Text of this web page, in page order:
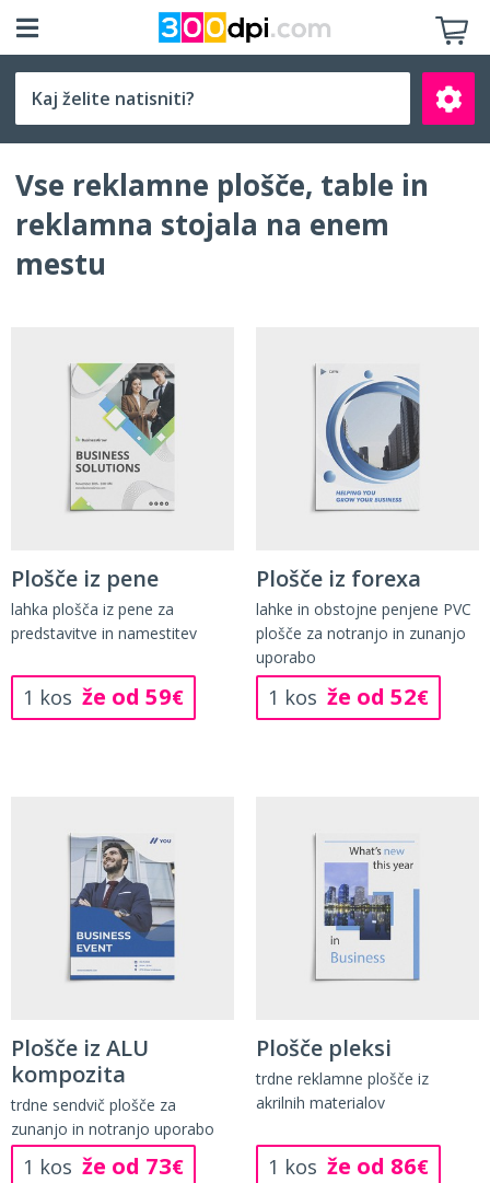
Izberite velikost
Vse reklamne plošče, table in
reklamna stojala na enem
mestu
Plošče iz pene
lahka plošča iz pene za
predstavitve in namestitev
1 kos že od 59€
Plošče iz forexa
lahke in obstojne penjene PVC
plošče za notranjo in zunanjo
uporabo
1 kos že od 52€
Plošče iz ALU
kompozita
trdne sendvič plošče za
zunanjo in notranjo uporabo
1 kos že od 73€
Plošče pleksi
trdne reklamne plošče iz
akrilnih materialov
1 kos že od 86€